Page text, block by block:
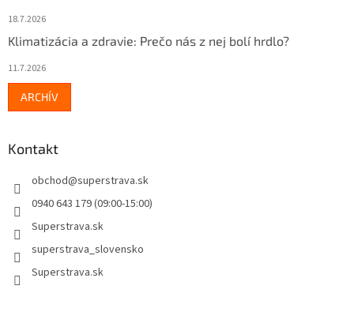
18.7.2026
Klimatizácia a zdravie: Prečo nás z nej bolí hrdlo?
11.7.2026
ARCHÍV
Kontakt
obchod@superstrava.sk
0940 643 179 (09:00-15:00)
Superstrava.sk
superstrava_slovensko
Superstrava.sk